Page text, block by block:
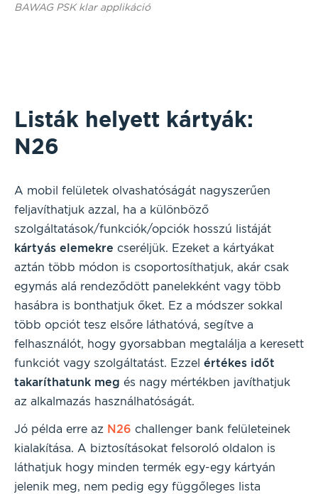
BAWAG PSK klar applikáció
Listák helyett kártyák:
N26
A mobil felületek olvashatóságát nagyszerűen
feljavíthatjuk azzal, ha a különböző
szolgáltatások/funkciók/opciók hosszú listáját
kártyás elemekre cseréljük. Ezeket a kártyákat
aztán több módon is csoportosíthatjuk, akár csak
egymás alá rendeződött panelekként vagy több
hasábra is bonthatjuk őket. Ez a módszer sokkal
több opciót tesz elsőre láthatóvá, segítve a
felhasználót, hogy gyorsabban megtalálja a keresett
funkciót vagy szolgáltatást. Ezzel értékes időt
takaríthatunk meg és nagy mértékben javíthatjuk
az alkalmazás használhatóságát.
Jó példa erre az N26 challenger bank felületeinek
kialakítása. A biztosításokat felsoroló oldalon is
láthatjuk hogy minden termék egy-egy kártyán
jelenik meg, nem pedig egy függőleges lista